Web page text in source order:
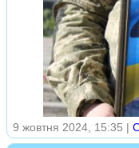
9 жовтня 2024, 15:35 |